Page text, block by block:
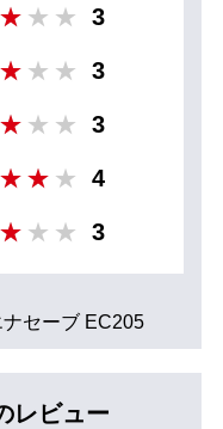
3
3
3
4
3
セーブ EC205
レビュー